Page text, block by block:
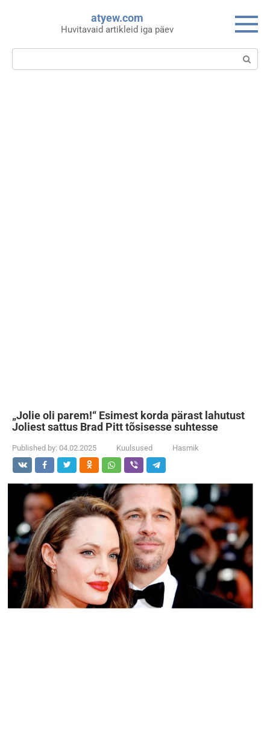
atyew.com
Huvitavaid artikleid iga päev
Search:
„Jolie oli parem!“ Esimest korda pärast lahutust
Joliest sattus Brad Pitt tõsisesse suhtesse
Published by: 04.02.2025 Kuulsused Hasmik